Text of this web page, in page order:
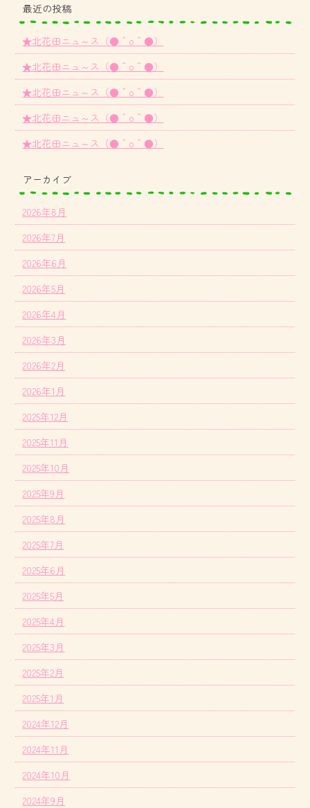
最近の投稿
★北花田ニュ～ス（●＾o＾●）
★北花田ニュ～ス（●＾o＾●）
★北花田ニュ～ス（●＾o＾●）
★北花田ニュ～ス（●＾o＾●）
★北花田ニュ～ス（●＾o＾●）
アーカイブ
2026年8月
2026年7月
2026年6月
2026年5月
2026年4月
2026年3月
2026年2月
2026年1月
2025年12月
2025年11月
2025年10月
2025年9月
2025年8月
2025年7月
2025年6月
2025年5月
2025年4月
2025年3月
2025年2月
2025年1月
2024年12月
2024年11月
2024年10月
2024年9月